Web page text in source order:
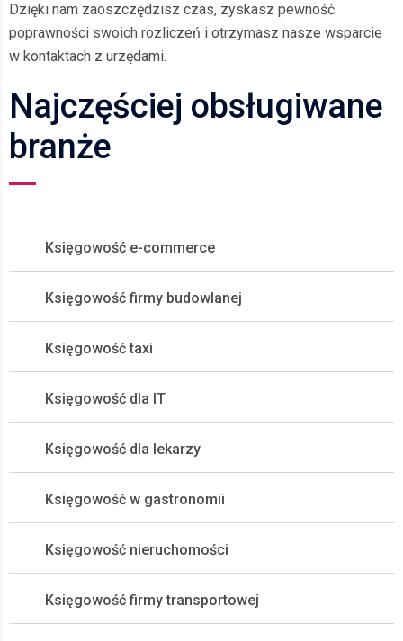
Dzięki nam zaoszczędzisz czas, zyskasz pewność
poprawności swoich rozliczeń i otrzymasz nasze wsparcie
w kontaktach z urzędami.
Najczęściej obsługiwane
branże
Księgowość e-commerce
Księgowość firmy budowlanej
Księgowość taxi
Księgowość dla IT
Księgowość dla lekarzy
Księgowość w gastronomii
Księgowość nieruchomości
Księgowość firmy transportowej